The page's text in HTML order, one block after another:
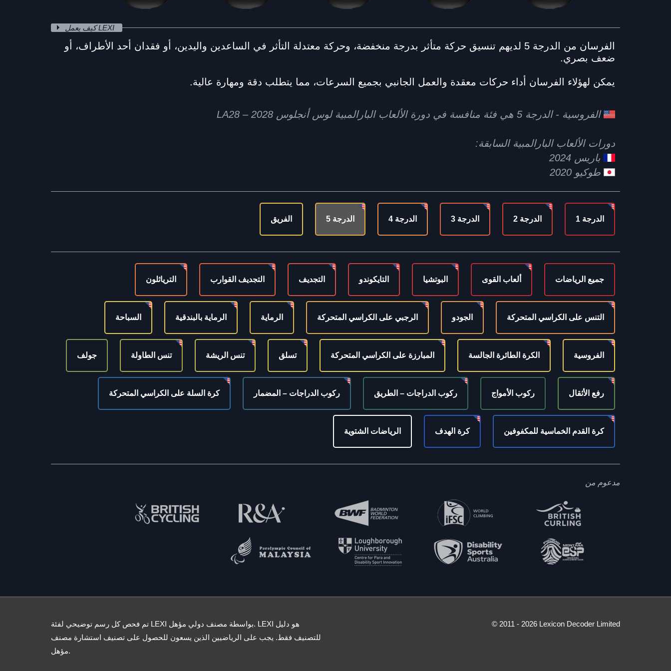
كيف يعمل LEXI
الفرسان من الدرجة 5 لديهم تنسيق حركة متأثر بدرجة منخفضة، وحركة معتدلة التأثر في الساعدين واليدين، أو فقدان أحد الأطراف، أو
ضعف بصري.
يمكن لهؤلاء الفرسان أداء حركات معقدة والعمل الجانبي بجميع السرعات، مما يتطلب دقة ومهارة عالية.
الفروسية - الدرجة 5 هي فئة منافسة في دورة الألعاب البارالمبية لوس أنجلوس 2028 – LA28
دورات الألعاب البارالمبية السابقة:
باريس 2024
طوكيو 2020
الدرجة 1 الدرجة 2 الدرجة 3 الدرجة 4 الدرجة 5 الفريق
جميع الرياضات ألعاب القوى البوتشيا التايكوندو التجديف التجديف القوارب الترياثلون
التنس على الكراسي المتحركة الجودو الرجبي على الكراسي المتحركة الرماية الرماية بالبندقية السباحة
الفروسية الكرة الطائرة الجالسة المبارزة على الكراسي المتحركة تسلق تنس الريشة تنس الطاولة جولف
رفع الأثقال ركوب الأمواج ركوب الدراجات – الطريق ركوب الدراجات – المضمار كرة السلة على الكراسي المتحركة
كرة القدم الخماسية للمكفوفين كرة الهدف الرياضات الشتوية
مدعوم من
تم فحص كل رسم توضيحي لفئة LEXI بواسطة مصنف دولي مؤهل. LEXI هو دليل
للتصنيف فقط. يجب على الرياضيين الذين يسعون للحصول على تصنيف استشارة مصنف
مؤهل.
© 2011 - 2026 Lexicon Decoder Limited